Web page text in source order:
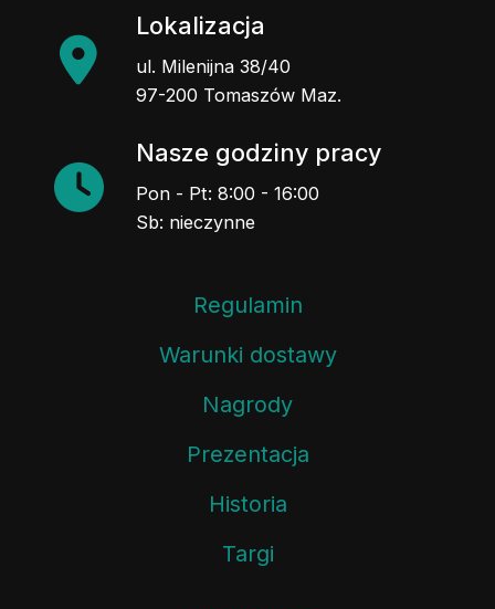
Lokalizacja
ul. Milenijna 38/40
97-200 Tomaszów Maz.
Nasze godziny pracy
Pon - Pt: 8:00 - 16:00
Sb: nieczynne
Regulamin
Warunki dostawy
Nagrody
Prezentacja
Historia
Targi